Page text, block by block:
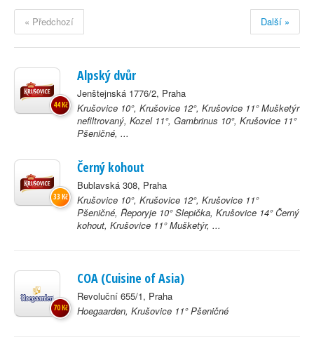
« Předchozí Další »
Alpský dvůr
Jenštejnská 1776/2, Praha
Krušovice 10°, Krušovice 12°, Krušovice 11° Mušketýr
nefiltrovaný, Kozel 11°, Gambrinus 10°, Krušovice 11°
Pšeničné, ...
44 Kč
Černý kohout
Bublavská 308, Praha
Krušovice 10°, Krušovice 12°, Krušovice 11°
Pšeničné, Řeporyje 10° Slepička, Krušovice 14° Černý
kohout, Krušovice 11° Mušketýr, ...
33 Kč
COA (Cuisine of Asia)
Revoluční 655/1, Praha
Hoegaarden, Krušovice 11° Pšeničné
70 Kč